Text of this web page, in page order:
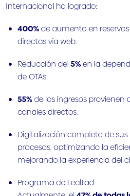
Internacional ha logrado:
400%de aumento en reservas
directas vía web.
Reducción del 5%en la
de OTAs.
55%de los ingresos provienen
canales directos.
Digitalización completa de sus
procesos, optimizando la
mejorando la experiencia del
Programa de Lealtad